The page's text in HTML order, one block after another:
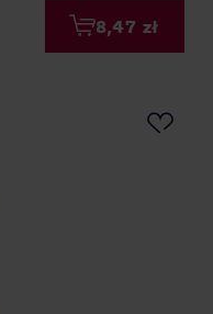
8,47 zł